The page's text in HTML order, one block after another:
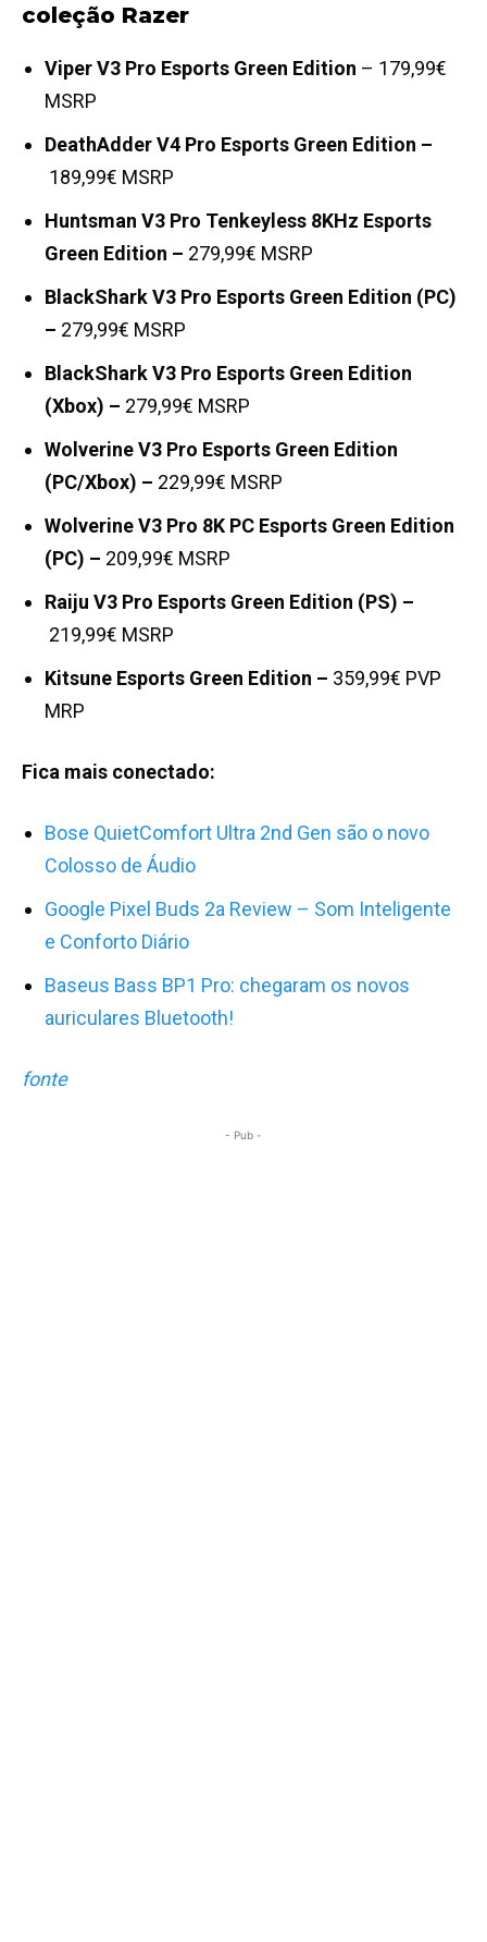
coleção Razer
Viper V3 Pro Esports Green Edition – 179,99€
MSRP
DeathAdder V4 Pro Esports Green Edition –
189,99€ MSRP
Huntsman V3 Pro Tenkeyless 8KHz Esports
Green Edition – 279,99€ MSRP
BlackShark V3 Pro Esports Green Edition (PC)
– 279,99€ MSRP
BlackShark V3 Pro Esports Green Edition
(Xbox) – 279,99€ MSRP
Wolverine V3 Pro Esports Green Edition
(PC/Xbox) – 229,99€ MSRP
Wolverine V3 Pro 8K PC Esports Green Edition
(PC) – 209,99€ MSRP
Raiju V3 Pro Esports Green Edition (PS) –
219,99€ MSRP
Kitsune Esports Green Edition – 359,99€ PVP
MRP
Fica mais conectado:
Bose QuietComfort Ultra 2nd Gen são o novo
Colosso de Áudio
Google Pixel Buds 2a Review – Som Inteligente
e Conforto Diário
Baseus Bass BP1 Pro: chegaram os novos
auriculares Bluetooth!
fonte
- Pub -